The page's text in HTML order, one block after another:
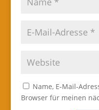
Name, E-Mail-
Browser für meinen